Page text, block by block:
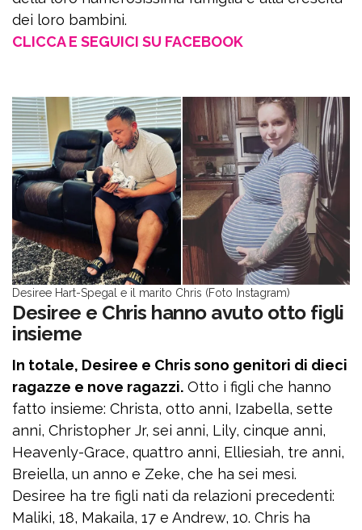
dei loro bambini.
CLICCA E SEGUICI SU FACEBOOK
Desiree Hart-Spegal e il marito Chris (Foto Instagram)
Desiree e Chris hanno avuto otto figli
insieme
In totale, Desiree e Chris sono genitori di dieci
ragazze e nove ragazzi. Otto i figli che hanno
fatto insieme: Christa, otto anni, Izabella, sette
anni, Christopher Jr, sei anni, Lily, cinque anni,
Heavenly-Grace, quattro anni, Elliesiah, tre anni,
Breiella, un anno e Zeke, che ha sei mesi.
Desiree ha tre figli nati da relazioni precedenti:
Maliki, 18, Makaila, 17 e Andrew, 10. Chris ha